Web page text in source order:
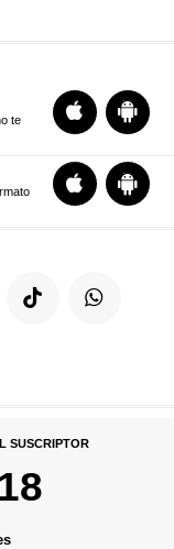
te
SUSCRIPTOR